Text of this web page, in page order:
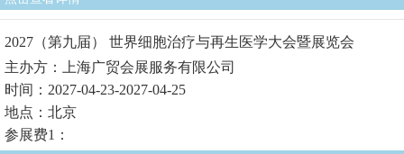
2027（第九届） 世界细胞治疗与再生医学大会暨展览会
主办方：上海广贸会展服务有限公司
时间：2027-04-23-2027-04-25
地点：北京
参展费1：